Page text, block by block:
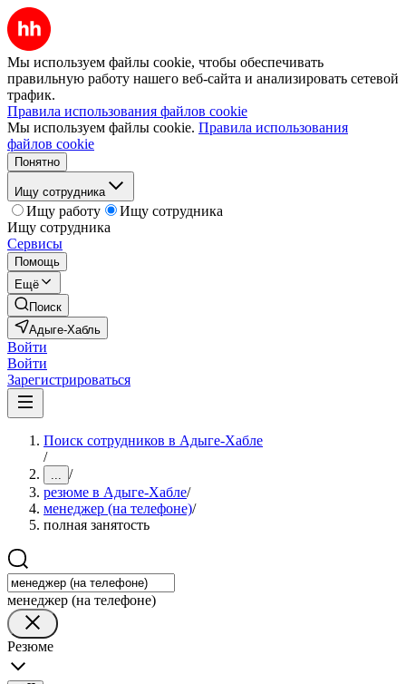
Мы используем файлы cookie, чтобы обеспечивать
правильную работу нашего веб-сайта и анализировать сетевой
трафик.
Правила использования файлов cookie
Мы используем файлы cookie. Правила использования
файлов cookie
Понятно
Ищу сотрудника
Ищу работу
Ищу сотрудника
Ищу сотрудника
Сервисы
Помощь
Ещё
Поиск
Адыге-Хабль
Войти
Войти
Зарегистрироваться
Поиск сотрудников в Адыге-Хабле
/
... /
резюме в Адыге-Хабле/
менеджер (на телефоне)/
полная занятость
менеджер (на телефоне)
Резюме